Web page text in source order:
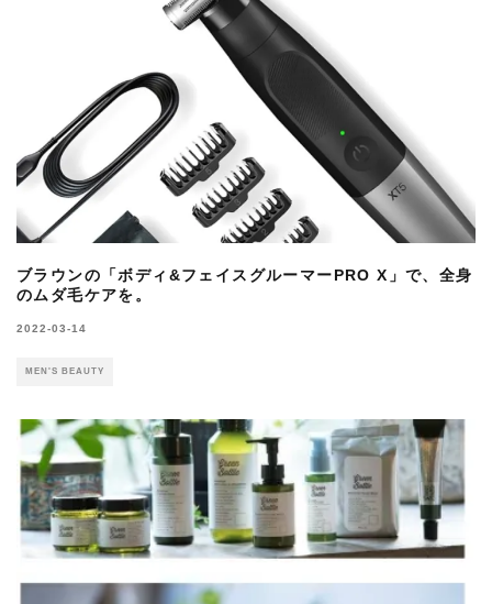
ブラウンの「ボディ&フェイスグルーマーPRO X」で、全身
のムダ毛ケアを。
2022-03-14
MEN'S BEAUTY